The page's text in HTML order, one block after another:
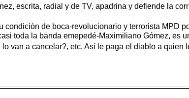
escrita, radial y de TV, apadrina y defiende la
condición de boca-revolucionario y terrorista MPD
toda la banda emepedé-Maximiliano Gómez, es
van a cancelar?, etc. Así le paga el diablo a quien